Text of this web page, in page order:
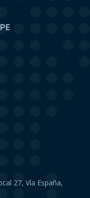
27, Vía España,